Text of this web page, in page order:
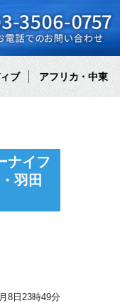
ブ アフリカ・中東
ナイフ
羽田
8日23時49分